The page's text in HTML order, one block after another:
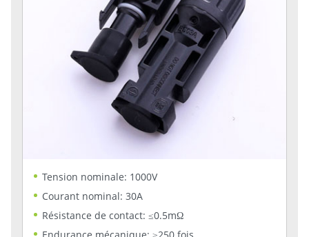
Tension nominale: 1000V
Courant nominal: 30A
Résistance de contact: ≤0.5mΩ